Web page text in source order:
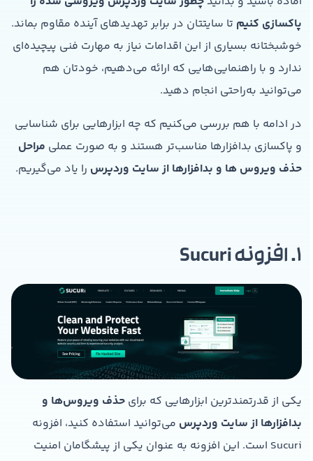
پاکسازی کنیمتا سایتتان در برابر تهدیدهای آینده مقاوم بماند.
خوشبختانه بسیاری از این اقدامات نیاز به مهارت فنی پیچیده‌ای
ندارد و با راهنمایی‌هایی که ارائه می‌دهیم، خودتان هم
می‌توانید به‌راحتی انجام دهید.
در ادامه با هم بررسی می‌کنیم که چه ابزارهایی برای شناسایی
و پاکسازی بدافزارها مناسب‌تر هستند و به صورت عملی مراحل
حذف ویروس‌ ها و بدافزارها از سایت وردپرسرا یاد می‌گیریم.
1. افزونه Sucuri
یکی از قدرتمندترین ابزارهایی که برای حذف ویروس‌ها و
بدافزارها از سایت وردپرسمی‌توانید استفاده کنید، افزونه
Sucuri است. این افزونه به عنوان یکی از پیشگامان امنیت